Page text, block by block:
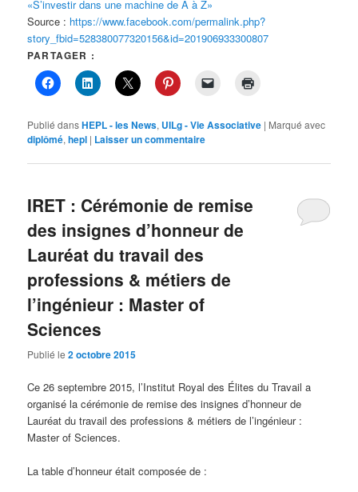
«S’investir dans une machine de A à Z»
Source : https://www.facebook.com/permalink.php?
story_fbid=528380077320156&id=201906933300807
PARTAGER :
Publié dansHEPL - les News, UILg - Vie Associative | Marqué avec
diplômé,hepl | Laisser un commentaire
IRET : Cérémonie de remise
des insignes d’honneur de
Lauréat du travail des
professions & métiers de
l’ingénieur : Master of
Sciences
Publié le2 octobre 2015
Ce 26 septembre 2015, l’Institut Royal des Élites du Travail a
organisé la cérémonie de remise des insignes d’honneur de
Lauréat du travail des professions & métiers de l’ingénieur :
Master of Sciences.
La table d’honneur était composée de :